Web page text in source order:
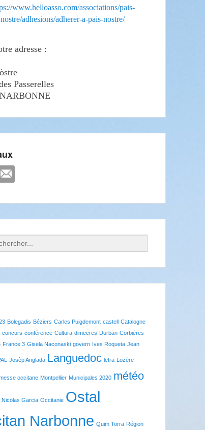
www.helloasso.com/associations/pais-
nostre/adhesions/adherer-a-pais-nostre/
adresse :
Passerelles
Bolegadis Béziers Carles Puigdemont castell Catalogne
concurs conférence Cultura dimecres Durban-Corbières
France 3 Gisela Naconaski govern Ives Roqueta Jean
Josèp Anglada Languedoc letra Lozère
occitane Montpellier Municipales 2020 météo
Nicolas Garcia Occitanie Ostal
Narbonne Quim Torra Région